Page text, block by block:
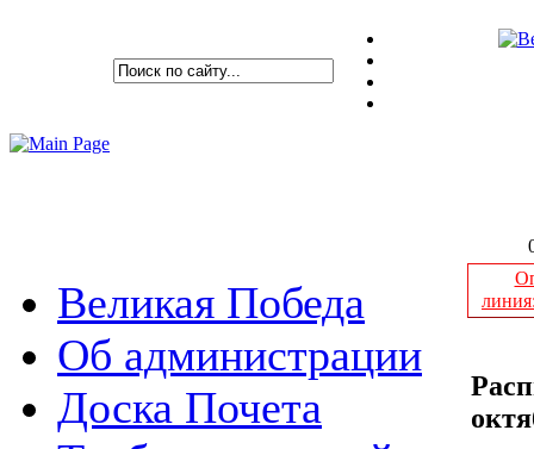
Великая Победа
Об администрации
Доска Почета